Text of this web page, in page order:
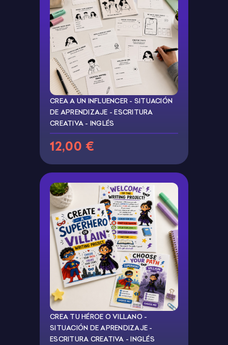
CREA A UN INFLUENCER - SITUACIÓN
DE APRENDIZAJE - ESCRITURA
CREATIVA - INGLÉS
12,00 €
CREA TU HÉROE O VILLANO -
SITUACIÓN DE APRENDIZAJE -
ESCRITURA CREATIVA - INGLÉS